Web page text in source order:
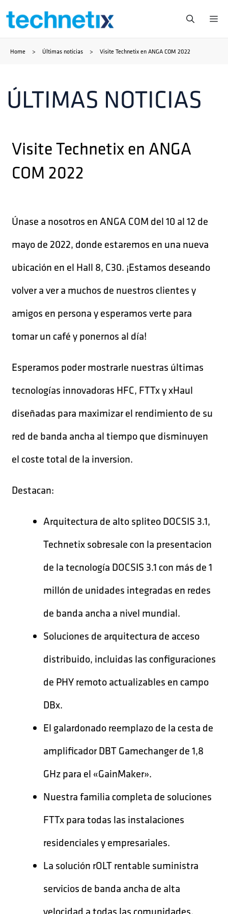
Saltar
contenido
Home > Últimas noticias > Visite Technetix en ANGA COM 2022
ÚLTIMAS NOTICIAS
Visite Technetix en ANGA
COM 2022
Únase a nosotros en ANGA COM del 10 al 12 de
mayo de 2022, donde estaremos en una nueva
ubicación en el Hall 8, C30. ¡Estamos deseando
volver a ver a muchos de nuestros clientes y
amigos en persona y esperamos verte para
tomar un café y ponernos al día!
Esperamos poder mostrarle nuestras últimas
tecnologías innovadoras HFC, FTTx y xHaul
diseñadas para maximizar el rendimiento de su
red de banda ancha al tiempo que disminuyen
el coste total de la inversion.
Destacan:
Arquitectura de alto spliteo DOCSIS 3.1,
Technetix sobresale con la presentacion
de la tecnología DOCSIS 3.1 con más de 1
millón de unidades integradas en redes
de banda ancha a nivel mundial.
Soluciones de arquitectura de acceso
distribuido, incluidas las configuraciones
de PHY remoto actualizables en campo
DBx.
El galardonado reemplazo de la cesta de
amplificador DBT Gamechanger de 1,8
GHz para el «GainMaker».
Nuestra familia completa de soluciones
FTTx para todas las instalaciones
residenciales y empresariales.
La solución rOLT rentable suministra
servicios de banda ancha de alta
velocidad a todas las comunidades.